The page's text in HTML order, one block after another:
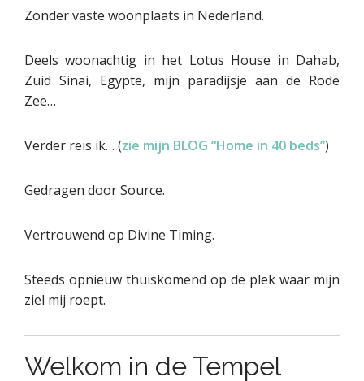
Zonder vaste woonplaats in Nederland.
Deels woonachtig in het Lotus House in Dahab,
Zuid Sinai, Egypte, mijn paradijsje aan de Rode
Zee…
Verder reis ik… (zie mijn BLOG “Home in 40 beds”)
Gedragen door Source.
Vertrouwend op Divine Timing.
Steeds opnieuw thuiskomend op de plek waar mijn
ziel mij roept.
Welkom in de Tempel